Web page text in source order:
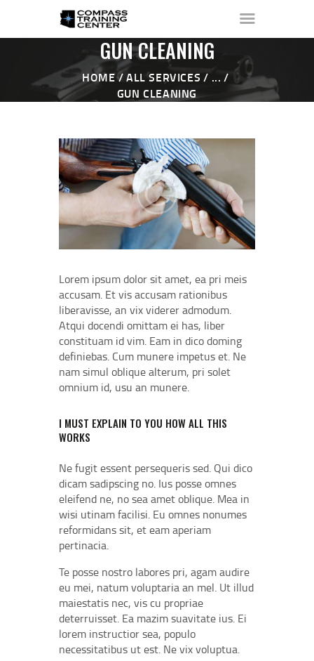
GUN CLEANING
HOME ALL SERVICES
...
GUN CLEANING
HOME
THE RANGE ▼
CALENDAR
CHECK-IN
Lorem ipsum dolor sit amet, ea pri meis
accusam. Et vis accusam rationibus
liberavisse, an vix viderer admodum.
Atqui docendi omittam ei has, liber
constituam id vim. Eam in dico doming
definiebas. Cum munere impetus et. Ne
nam simul oblique alterum, pri solet
omnium id, usu an munere.
I MUST EXPLAIN TO YOU HOW ALL THIS
WORKS
Ne fugit essent persequeris sed. Qui dico
dicam sadipscing no. Ius posse omnes
eleifend ne, no sea amet oblique. Mea in
wisi utinam facilisi. Eu omnes nonumes
reformidans sit, et eam aperiam
pertinacia.
Te posse nostro labores pri, agam audire
eu mei, natum voluptaria an mel. Ut illud
maiestatis nec, vis cu propriae
deterruisset. Ea mazim suavitate ius. Ei
lorem instructior sea, populo
necessitatibus ut est. Ne vix voluptua.